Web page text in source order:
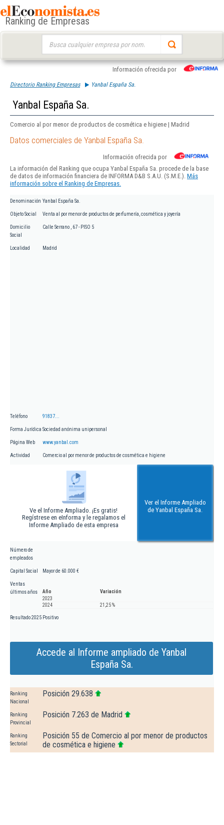
Ranking de Empresas
Información ofrecida por
Directorio Ranking Empresas Yanbal España Sa.
Yanbal España Sa.
Comercio al por menor de productos de cosmética e higiene | Madrid
Datos comerciales de Yanbal España Sa.
Información ofrecida por
La información del Ranking que ocupa Yanbal España Sa. procede de la base
de datos de información financiera de INFORMA D&B S.A.U. (S.M.E.). Más
información sobre el Ranking de Empresas.
Denominación Yanbal España Sa.
Objeto Social Venta al por menor de productos de perfumería, cosmética y joyería
Domicilio
Social
Calle Serrano , 67 - PISO 5
Localidad Madrid
Teléfono 91837...
Forma Jurídica Sociedad anónima unipersonal
Página Web www.yanbal.com
Actividad Comercio al por menor de productos de cosmética e higiene
Ve el Informe Ampliado. ¡Es gratis!
Regístrese en eInforma y le regalamos el
Informe Ampliado de esta empresa
Ver el Informe Ampliado
de Yanbal España Sa.
Número de
empleados
Capital Social Mayor de 60.000 €
Ventas
últimos años
Año
Variación
2023
2024
21,25 %
Resultado 2025 Positivo
Accede al Informe ampliado de Yanbal
España Sa.
Ranking
Nacional
Posición 29.638
Ranking
Provincial
Posición 7.263 de Madrid
Ranking
Sectorial
Posición 55 de Comercio al por menor de productos
de cosmética e higiene